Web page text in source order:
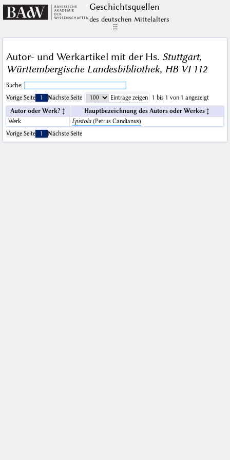
Geschichts­quellen
des deutschen Mittelalters
☰
Autor- und Werkartikel mit der Hs. Stuttgart,
Württembergische Landesbibliothek, HB VI 112
Suche:
Vorige Seite
1 Nächste Seite Einträge zeigen
1 bis 1 von 1 angezeigt
Autor oder Werk?
Hauptbezeichnung des Autors oder Werkes
Werk
Epistola(Petrus Candianus)
Vorige Seite
1 Nächste Seite